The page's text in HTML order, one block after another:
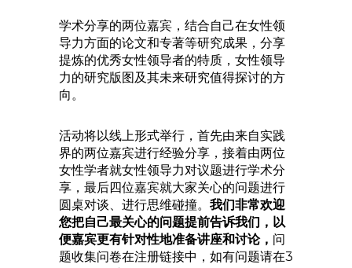
学术分享的两位嘉宾，结合自己在女性领
导力方面的论文和专著等研究成果，分享
提炼的优秀女性领导者的特质，女性领导
力的研究版图及其未来研究值得探讨的方
向。
活动将以线上形式举行，首先由来自实践
界的两位嘉宾进行经验分享，接着由两位
女性学者就女性领导力对议题进行学术分
享，最后四位嘉宾就大家关心的问题进行
圆桌对谈、进行思维碰撞。 我们非常欢迎
您把自己最关心的问题提前告诉我们，以
便嘉宾更有针对性地准备讲座和讨论， 问
题收集问卷在注册链接中，如有问题请在3